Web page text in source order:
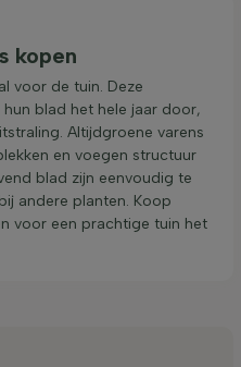
kopen
voor de tuin. Deze
blad het hele jaar door,
Altijdgroene varens
en voegen structuur
blad zijn eenvoudig te
andere planten. Koop
voor een prachtige tuin het